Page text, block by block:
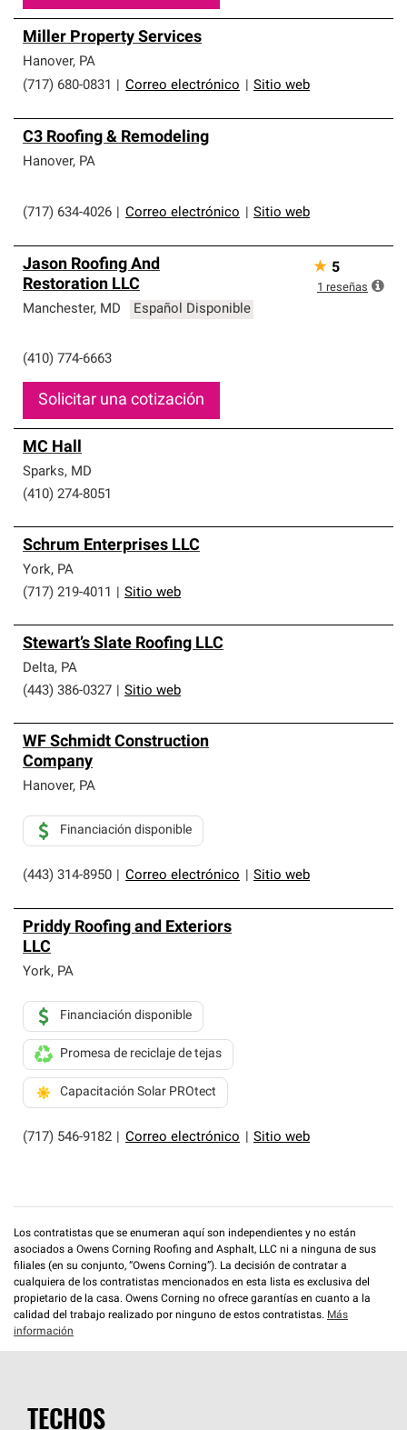
Miller Property Services
Hanover, PA
(717) 680-0831
Correo electrónico Sitio web
C3 Roofing & Remodeling
Hanover, PA
(717) 634-4026 Correo electrónico Sitio web
Jason Roofing And
Restoration LLC
Manchester, MD Español Disponible
(410) 774-6663
Solicitar una cotización
★ 5
1 reseñas
MC Hall
Sparks, MD
(410) 274-8051
Schrum Enterprises LLC
York, PA
(717) 219-4011
Sitio web
Stewart’s Slate Roofing LLC
Delta, PA
(443) 386-0327
Sitio web
WF Schmidt Construction
Company
Hanover, PA
(443) 314-8950 Correo electrónico Sitio web
Financiación disponible
Priddy Roofing and Exteriors
LLC
York, PA
(717) 546-9182 Correo electrónico Sitio web
Financiación disponible
Promesa de reciclaje de tejas
Capacitación Solar PROtect
Los contratistas que se enumeran aquí son independientes y no están
asociados a Owens Corning Roofing and Asphalt, LLC ni a ninguna de sus
filiales (en su conjunto, “Owens Corning”). La decisión de contratar a
cualquiera de los contratistas mencionados en esta lista es exclusiva del
propietario de la casa. Owens Corning no ofrece garantías en cuanto a la
calidad del trabajo realizado por ninguno de estos contratistas. Más
información
TECHOS